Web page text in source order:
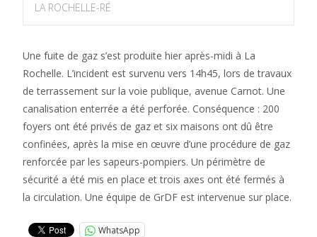
LA ROCHELLE-RÉ
Une fuite de gaz s’est produite hier après-midi à La
Rochelle. L’incident est survenu vers 14h45, lors de travaux
de terrassement sur la voie publique, avenue Carnot. Une
canalisation enterrée a été perforée. Conséquence : 200
foyers ont été privés de gaz et six maisons ont dû être
confinées, après la mise en œuvre d’une procédure de gaz
renforcée par les sapeurs-pompiers. Un périmètre de
sécurité a été mis en place et trois axes ont été fermés à
la circulation. Une équipe de GrDF est intervenue sur place.
WhatsApp